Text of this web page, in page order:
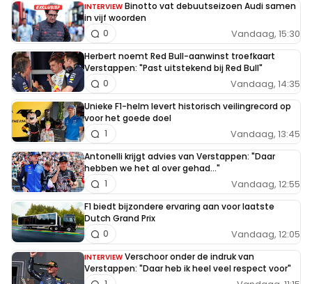
INTERVIEW Binotto vat debuutseizoen Audi samen
in vijf woorden
Vandaag, 15:30
0
Herbert noemt Red Bull-aanwinst troefkaart
Verstappen: "Past uitstekend bij Red Bull"
Vandaag, 14:35
0
Unieke F1-helm levert historisch veilingrecord op
voor het goede doel
Vandaag, 13:45
1
Antonelli krijgt advies van Verstappen: "Daar
hebben we het al over gehad..."
Vandaag, 12:55
1
F1 biedt bijzondere ervaring aan voor laatste
Dutch Grand Prix
Vandaag, 12:05
0
INTERVIEW Verschoor onder de indruk van
Verstappen: "Daar heb ik heel veel respect voor"